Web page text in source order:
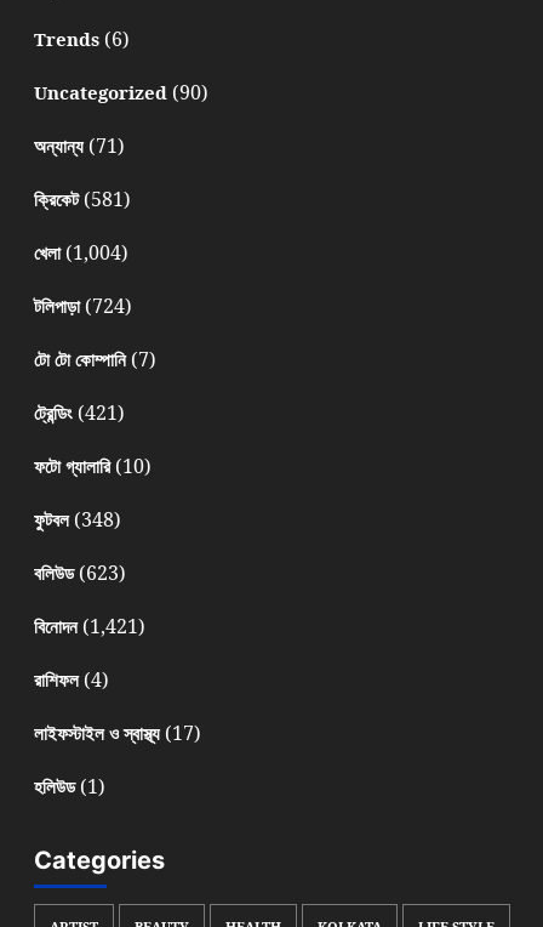
Trends(6)
Uncategorized(90)
অন্যান্য(71)
ক্রিকেট(581)
খেলা(1,004)
টলিপাড়া(724)
টো টো কোম্পানি(7)
ট্রেন্ডিং(421)
ফটো গ্যালারি(10)
ফুটবল(348)
বলিউড(623)
বিনোদন(1,421)
রাশিফল(4)
লাইফস্টাইল ও স্বাস্থ্য(17)
হলিউড(1)
Categories